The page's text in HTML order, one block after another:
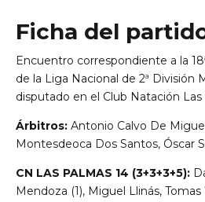
Ficha del
Encuentro correspondiente a la
de la Liga Nacional de 2ª División
disputado en el Club Natación Las
Árbitros: Antonio Calvo De
Montesdeoca Dos Santos, Óscar
CN LAS PALMAS 14 (3+3+3+5):
Mendoza (1), Miguel Llinás,